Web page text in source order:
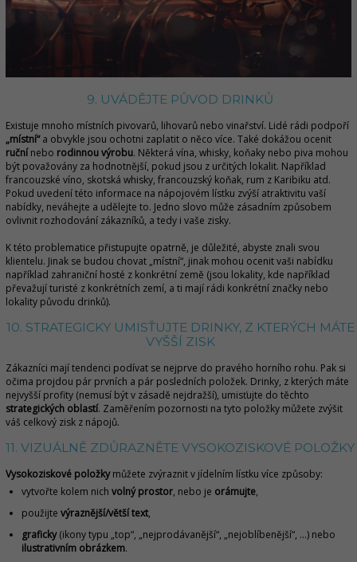
9. UVÁDĚJTE PŮVOD DRINKŮ
Existuje mnoho místních pivovarů, lihovarů nebo vinařství. Lidé rádi podpoří
„místní“a obvykle jsou ochotni zaplatit o něco více. Také dokážou ocenit
ručnínebo rodinnou výrobu. Některá vína, whisky, koňaky nebo piva mohou
být považovány za hodnotnější, pokud jsou z určitých lokalit. Například
francouzské víno, skotská whisky, francouzský koňak, rum z Karibiku atd.
Pokud uvedení této informace na nápojovém lístku zvýší atraktivitu vaší
nabídky, neváhejte a udělejte to. Jedno slovo může zásadním způsobem
ovlivnit rozhodování zákazníků, a tedy i vaše zisky.
K této problematice přistupujte opatrně, je důležité, abyste znali svou
klientelu. Jinak se budou chovat „místní“, jinak mohou ocenit vaši nabídku
například zahraniční hosté z konkrétní země (jsou lokality, kde například
převažují turisté z konkrétních zemí, a ti mají rádi konkrétní značky nebo
lokality původu drinků).
10. STRATEGICKY UMISŤUJTE DRINKY, Z KTERÝCH MÁTE
VYŠŠÍ ZISK
Zákazníci mají tendenci podívat se nejprve do pravého horního rohu. Pak si
očima projdou pár prvních a pár posledních položek. Drinky, z kterých máte
nejvyšší profity (nemusí být v zásadě nejdražší), umisťujte do těchto
strategických oblastí. Zaměřením pozornosti na tyto položky můžete zvýšit
váš celkový zisk z nápojů.
11. VIZUÁLNĚ ZDŮRAZNĚTE VYSOKOZISKOVÉ POLOŽKY
Vysokoziskové položkymůžete zvýraznit v jídelním lístku více způsoby:
vytvořte kolem nich volný prostor, nebo je orámujte,
použijte výraznější/větší text,
graficky(ikony typu „top“, „nejprodávanější“, „nejoblíbenější“, ...) nebo
ilustrativním obrázkem.